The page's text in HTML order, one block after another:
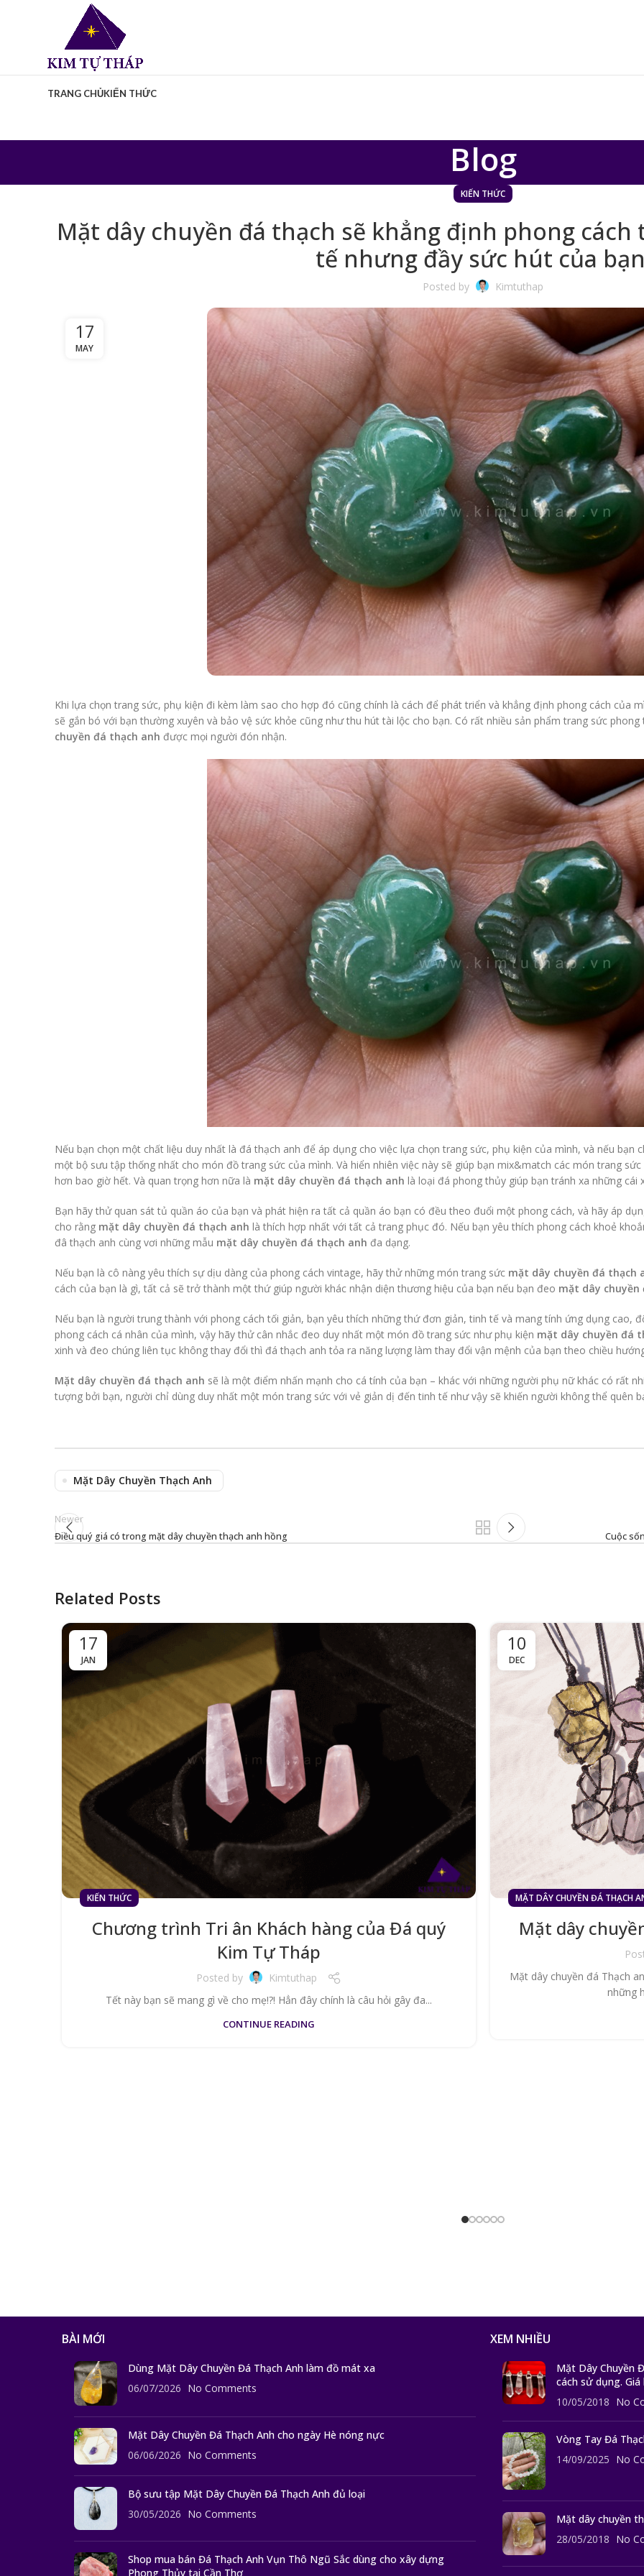
TRANG CHỦKIẾN THỨC
Blog
KIẾN THỨC
Mặt dây chuyền đá thạch sẽ khẳng định phong
tế nhưng đầy sức hút của
Posted by Kimtuthap
17
MAY
Khi lựa chọn trang sức, phụ kiện đi kèm làm sao cho hợp đó cũng chính là cách để phát triển và khẳng định phong cách của
sẽ gắn bó với bạn thường xuyên và bảo vệ sức khỏe cũng như thu hút tài lộc cho bạn. Có rất nhiều sản phẩm trang sức
chuyền đá thạch anh được mọi người đón nhận.
Nếu bạn chọn một chất liệu duy nhất là đá thạch anh để áp dụng cho việc lựa chọn trang sức, phụ kiện của mình, và nếu bạn
một bộ sưu tập thống nhất cho món đồ trang sức của mình. Và hiển nhiên việc này sẽ giúp bạn mix&match các món trang
hơn bao giờ hết. Và quan trọng hơn nữa là mặt dây chuyền đá thạch anh là loại đá phong thủy giúp bạn tránh xa những cái
Bạn hãy thử quan sát tủ quần áo của bạn và phát hiện ra tất cả quần áo bạn có đều theo đuổi một phong cách, và hãy áp
cho rằng mặt dây chuyền đá thạch anh là thích hợp nhất với tất cả trang phục đó. Nếu bạn yêu thích phong cách khoẻ
đâ thạch anh cùng vơi những mẫu mặt dây chuyền đá thạch anh đa dạng.
Nếu bạn là cô nàng yêu thích sự dịu dàng của phong cách vintage, hãy thử những món trang sức mặt dây chuyền đá thạch
cách của bạn là gì, tất cả sẽ trở thành một thứ giúp người khác nhận diện thương hiệu của bạn nếu bạn đeo mặt dây chuyền
Nếu bạn là người trung thành với phong cách tối giản, bạn yêu thích những thứ đơn giản, tinh tế và mang tính ứng dụng cao,
phong cách cá nhân của mình, vậy hãy thử cân nhắc đeo duy nhất một món đồ trang sức như phụ kiện mặt dây chuyền đá
xinh và đeo chúng liên tục không thay đổi thì đá thạch anh tỏa ra năng lượng làm thay đổi vận mệnh của bạn theo chiều
Mặt dây chuyền đá thạch anh sẽ là một điểm nhấn mạnh cho cá tính của bạn – khác với những người phụ nữ khác có rất
tượng bởi bạn, người chỉ dùng duy nhất một món trang sức với vẻ giản dị đến tinh tế như vậy sẽ khiến người không thể quên
Mặt Dây Chuyền Thạch Anh
Newer
Điều quý giá có trong mặt dây chuyền thạch anh hồng
Cuộc
Related Posts
17
JAN
KIẾN THỨC
Chương trình Tri ân Khách hàng của Đá quý
Kim Tự Tháp
Posted by
Kimtuthap
Tết này bạn sẽ mang gì về cho mẹ!?! Hẳn đây chính là câu hỏi gây đa...
CONTINUE READING
10
DEC
MẶT DÂY CHUYỀN ĐÁ THẠCH
Mặt dây
Mặt dây chuyền đá Thạch
những
BÀI MỚI
Dùng Mặt Dây Chuyền Đá Thạch Anh làm đồ mát xa
06/07/2026 No Comments
Mặt Dây Chuyền Đá Thạch Anh cho ngày Hè nóng nực
06/06/2026 No Comments
Bộ sưu tập Mặt Dây Chuyền Đá Thạch Anh đủ loại
30/05/2026 No Comments
Shop mua bán Đá Thạch Anh Vụn Thô Ngũ Sắc dùng cho xây dựng
Phong Thủy tại Cần Thơ
XEM NHIỀU
Mặt Dây Chuyền
cách sử dụng.
10/05/2018 No
Vòng Tay Đá
14/09/2025 No
Mặt dây chuyền
28/05/2018 No